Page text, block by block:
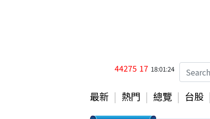
44275 17 18:01:24
最新 熱門 總覽 台股